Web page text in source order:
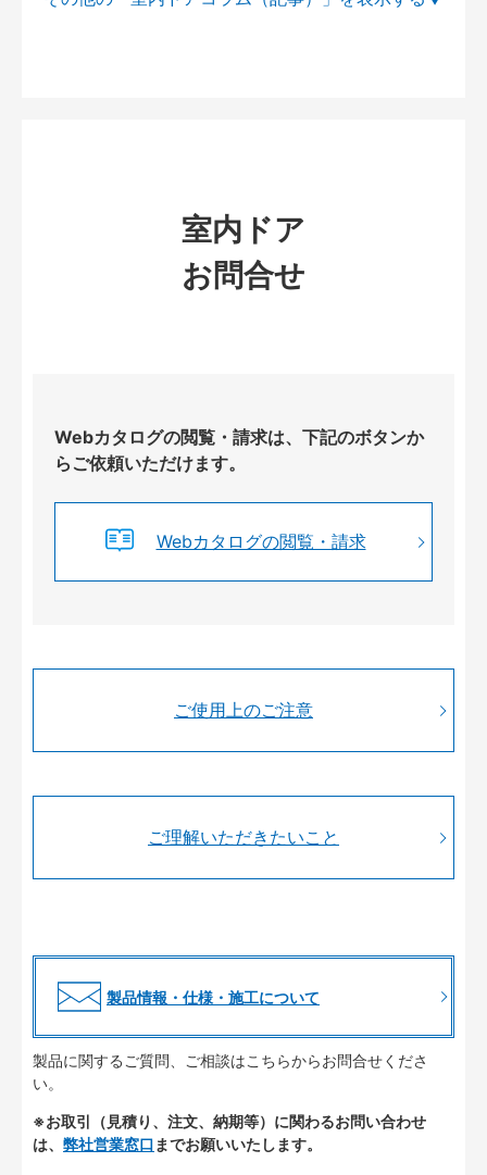
室内ドア
お問合せ
Webカタログの閲覧・請求は、下記のボタンか
らご依頼いただけます。
Webカタログの閲覧・請求
ご使用上のご注意
ご理解いただきたいこと
製品情報・仕様・施工について
製品に関するご質問、ご相談はこちらからお問合せくださ
い。
※お取引（見積り、注文、納期等）に関わるお問い合わせ
は、 弊社営業窓口 までお願いいたします。